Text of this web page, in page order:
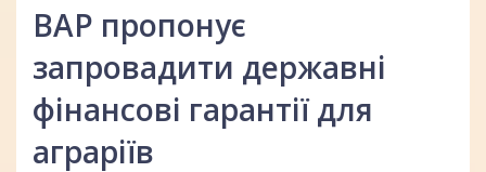
ВАР пропонує
запровадити державні
фінансові гарантії для
аграріїв